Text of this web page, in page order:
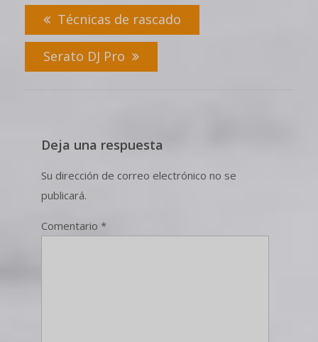
Técnicas de rascado
Serato DJ Pro
Deja una respuesta
Su dirección de correo electrónico no se
publicará.
Comentario *